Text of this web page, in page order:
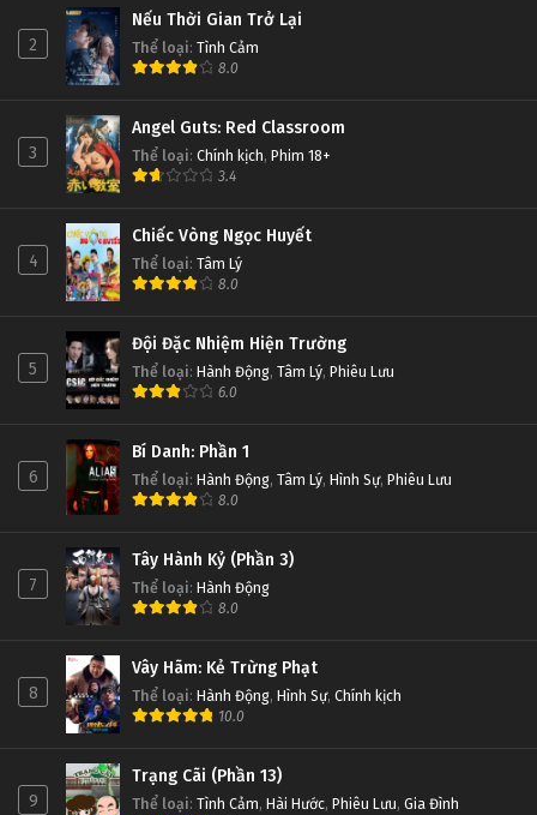
2
Nếu Thời Gian Trở Lại
Thể loại: Tình Cảm
8.0
3
Angel Guts: Red Classroom
Thể loại: Chính kịch, Phim 18+
3.4
4
Chiếc Vòng Ngọc Huyết
Thể loại: Tâm Lý
8.0
5
Đội Đặc Nhiệm Hiện Trường
Thể loại: Hành Động, Tâm Lý, Phiêu Lưu
6.0
6
Bí Danh: Phần 1
Thể loại: Hành Động, Tâm Lý, Hình Sự, Phiêu Lưu
8.0
7
Tây Hành Kỷ (Phần 3)
Thể loại: Hành Động
8.0
8
Vây Hãm: Kẻ Trừng Phạt
Thể loại: Hành Động, Hình Sự, Chính kịch
10.0
9
Trạng Cãi (Phần 13)
Thể loại: Tình Cảm, Hài Hước, Phiêu Lưu, Gia Đình